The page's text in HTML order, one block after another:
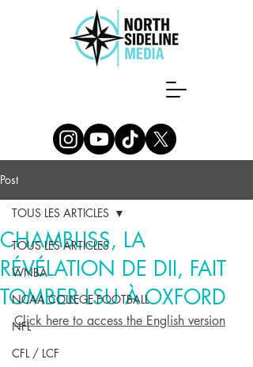
Post
TOUS LES ARTICLES
WNBA
NCAA COLLEGE FOOTBALL
NFL
CFL / LCF
TOUS LES ARTICLES
CHAMBLISS, LA
RÉVÉLATION DE DII, FAIT
TOMBER LSU À OXFORD
Click here to access the English version